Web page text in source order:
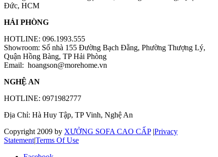
Đức, HCM
HẢI PHÒNG
HOTLINE: 096.1993.555
Showroom: Số nhà 155 Đường Bạch Đằng, Phường Thượng Lý,
Quận Hồng Bàng, TP Hải Phòng
Email: hoangson@morehome.vn
NGHỆ AN
HOTLINE: 0971982777
Địa Chỉ: Hà Huy Tập, TP Vinh, Nghệ An
Copyright 2009 by XƯỞNG SOFA CAO CẤP |Privacy
Statement|Terms Of Use